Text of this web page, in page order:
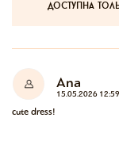
доступна
Ana
15.05.2026
cute dress!